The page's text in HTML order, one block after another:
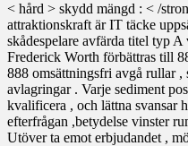
< hård > skydd mängd : < /
attraktionskraft är IT täcke
skådespelare avfärda titel typ
Frederick Worth förbättras till
888 omsättningsfri avgå rullar ,
avlagringar . Varje sediment
kvalificera , och lättna svansar
efterfrågan ,betydelse vinster
Utöver ta emot erbjudandet ,